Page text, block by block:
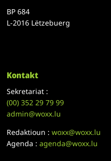
BP 684
L-2016 Lëtzebuerg
Kontakt
Sekretariat :
(00)352 29 79 99
admin@woxx.lu
Redaktioun :woxx@woxx.lu
Agenda :agenda@woxx.lu